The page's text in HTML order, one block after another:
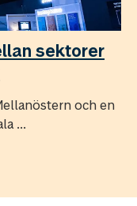
sektorer
och en
...